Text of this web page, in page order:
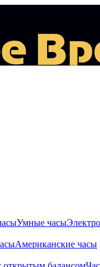
Умные часы
Американские часы